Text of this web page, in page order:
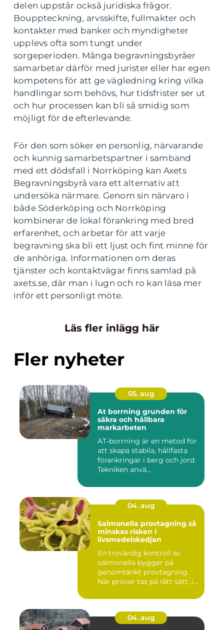
delen uppstår också juridiska frågor.
Bouppteckning, arvsskifte, fullmakter och
kontakter med banker och myndigheter
upplevs ofta som tungt under
sorgeperioden. Många begravningsbyråer
samarbetar därför med jurister eller har egen
kompetens för att ge vägledning kring vilka
handlingar som behövs, hur tidsfrister ser ut
och hur processen kan bli så smidig som
möjligt för de efterlevande.
För den som söker en personlig, närvarande
och kunnig samarbetspartner i samband
med ett dödsfall i Norrköping kan Axets
Begravningsbyrå vara ett alternativ att
undersöka närmare. Genom sin närvaro i
både Söderköping och Norrköping
kombinerar de lokal förankring med bred
erfarenhet, och arbetar för att varje
begravning ska bli ett ljust och fint minne för
de anhöriga. Informationen om deras
tjänster och kontaktvägar finns samlad på
axets.se, där man i lugn och ro kan läsa mer
inför ett personligt möte.
Läs fler inlägg här
Fler nyheter
05. aug
At borrning grunden för
säkra och hållbara
markarbeten
AT-borrning är en metod för
att skapa stabila, hållfasta
förankringar i berg och jord.
Tekniken anvä...
04. aug
Salmonella provtagning så
minskas risken i
livsmedelskedjan
En trovärdig kontroll av
salmonella bygger på
genomtänkt provtagning.
När prover tas på rätt sätt, i...
04. aug